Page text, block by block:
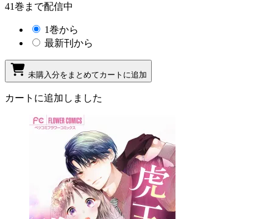
41巻まで配信中
1巻から
最新刊から
未購入分をまとめてカートに追加
カートに追加しました